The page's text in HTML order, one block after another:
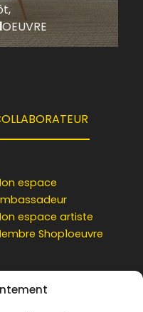
OEUVRE
espace
espace artiste
Shop1oeuvre